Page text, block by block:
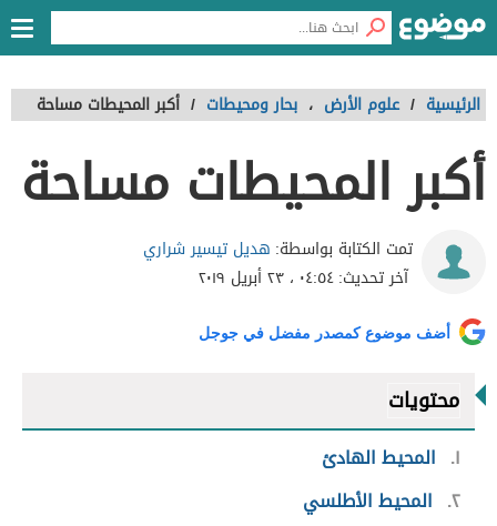
الرئيسية / علوم الأرض ، بحار ومحيطات / أكبر المحيطات مساحة
أكبر المحيطات مساحة
تمت الكتابة بواسطة: هديل تيسير شراري
آخر تحديث:٠٤:٥٤ ، ٢٣ أبريل ٢٠١٩
أضف موضوع كمصدر مفضل في جوجل
محتويات
١
المحيط الهادئ
٢ المحيط الأطلسي